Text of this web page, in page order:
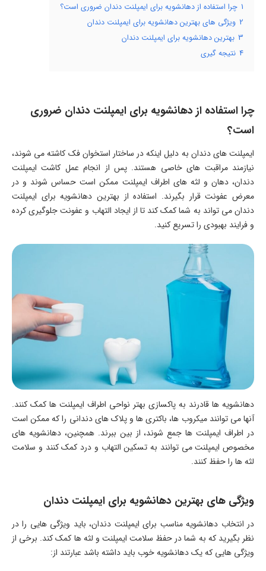
1 چرا استفاده از دهانشویه برای ایمپلنت دندان ضروری است؟
2 ویژگی های بهترین دهانشویه برای ایمپلنت دندان
3 بهترین دهانشویه برای ایمپلنت دندان
4 نتیجه گیری
چرا استفاده از دهانشویه برای ایمپلنت دندان ضروری
است؟
ایمپلنت های دندان به دلیل اینکه در ساختار استخوان فک کاشته می شوند،
نیازمند مراقبت های خاصی هستند. پس از انجام عمل کاشت ایمپلنت
دندان، دهان و لثه های اطراف ایمپلنت ممکن است حساس شوند و در
معرض عفونت قرار بگیرند. استفاده از بهترین دهانشویه برای ایمپلنت
دندان می تواند به شما کمک کند تا از ایجاد التهاب و عفونت جلوگیری کرده
و فرایند بهبودی را تسریع کنید.
دهانشویه ها قادرند به پاکسازی بهتر نواحی اطراف ایمپلنت ها کمک کنند.
آنها می توانند میکروب ها، باکتری ها و پلاک های دندانی را که ممکن است
در اطراف ایمپلنت ها جمع شوند، از بین ببرند. همچنین، دهانشویه های
مخصوص ایمپلنت می توانند به تسکین التهاب و درد کمک کنند و سلامت
لثه ها را حفظ کنند.
ویژگی های بهترین دهانشویه برای ایمپلنت دندان
در انتخاب دهانشویه مناسب برای ایمپلنت دندان، باید ویژگی هایی را در
نظر بگیرید که به شما در حفظ سلامت ایمپلنت و لثه ها کمک کند. برخی از
ویژگی هایی که یک دهانشویه خوب باید داشته باشد عبارتند از: